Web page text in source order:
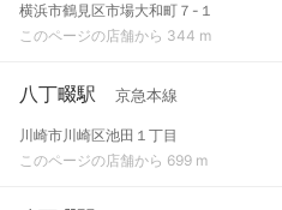
横浜市鶴見区市場大和町７-１
このページの店舗から 344 m
八丁畷駅 京急本線
川崎市川崎区池田１丁目
このページの店舗から 699 m